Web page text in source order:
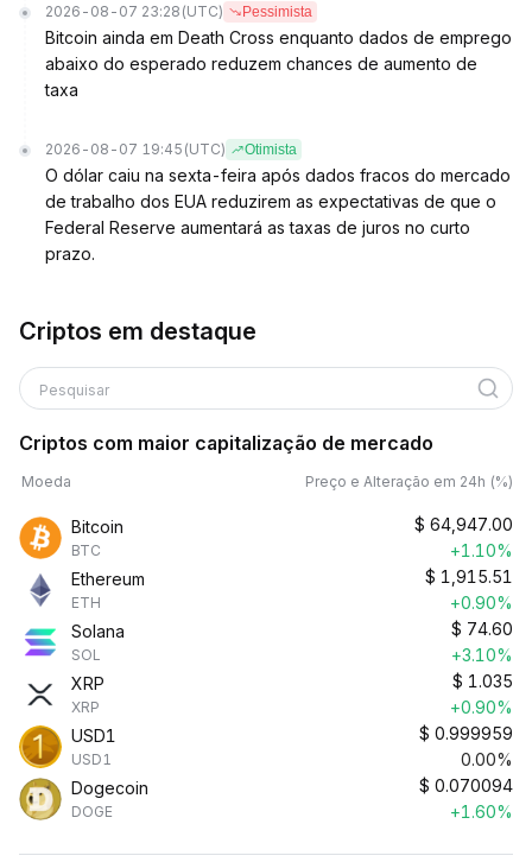
2026-08-07 23:28 (UTC) Pessimista
Bitcoin ainda em Death Cross enquanto dados de emprego
abaixo do esperado reduzem chances de aumento de
taxa
2026-08-07 19:45 (UTC) Otimista
O dólar caiu na sexta-feira após dados fracos do mercado
de trabalho dos EUA reduzirem as expectativas de que o
Federal Reserve aumentará as taxas de juros no curto
prazo.
Criptos em destaque
Pesquisar
Criptos com maior capitalização de mercado
Moeda Preço e Alteração em 24h (%)
Bitcoin
BTC
$ 64,947.00
+1.10%
Ethereum
ETH
$ 1,915.51
+0.90%
Solana
SOL
$ 74.60
+3.10%
XRP
XRP
$ 1.035
+0.90%
USD1
USD1
$ 0.999959
0.00%
Dogecoin
DOGE
$ 0.070094
+1.60%